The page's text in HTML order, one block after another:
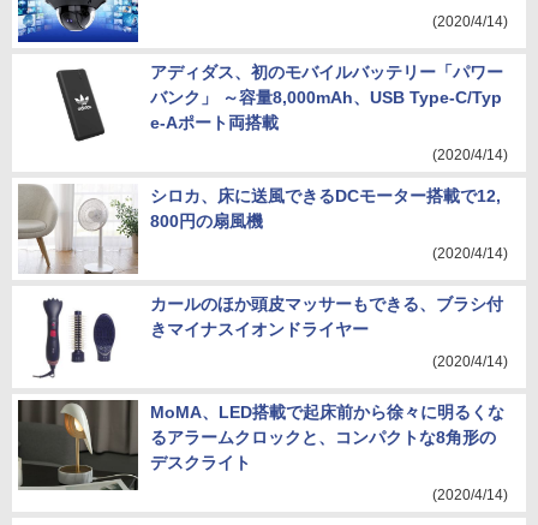
(2020/4/14)
アディダス、初のモバイルバッテリー「パワー
バンク」 ～容量8,000mAh、USB Type-C/Typ
e-Aポート両搭載
(2020/4/14)
シロカ、床に送風できるDCモーター搭載で12,
800円の扇風機
(2020/4/14)
カールのほか頭皮マッサーもできる、ブラシ付
きマイナスイオンドライヤー
(2020/4/14)
MoMA、LED搭載で起床前から徐々に明るくな
るアラームクロックと、コンパクトな8角形の
デスクライト
(2020/4/14)